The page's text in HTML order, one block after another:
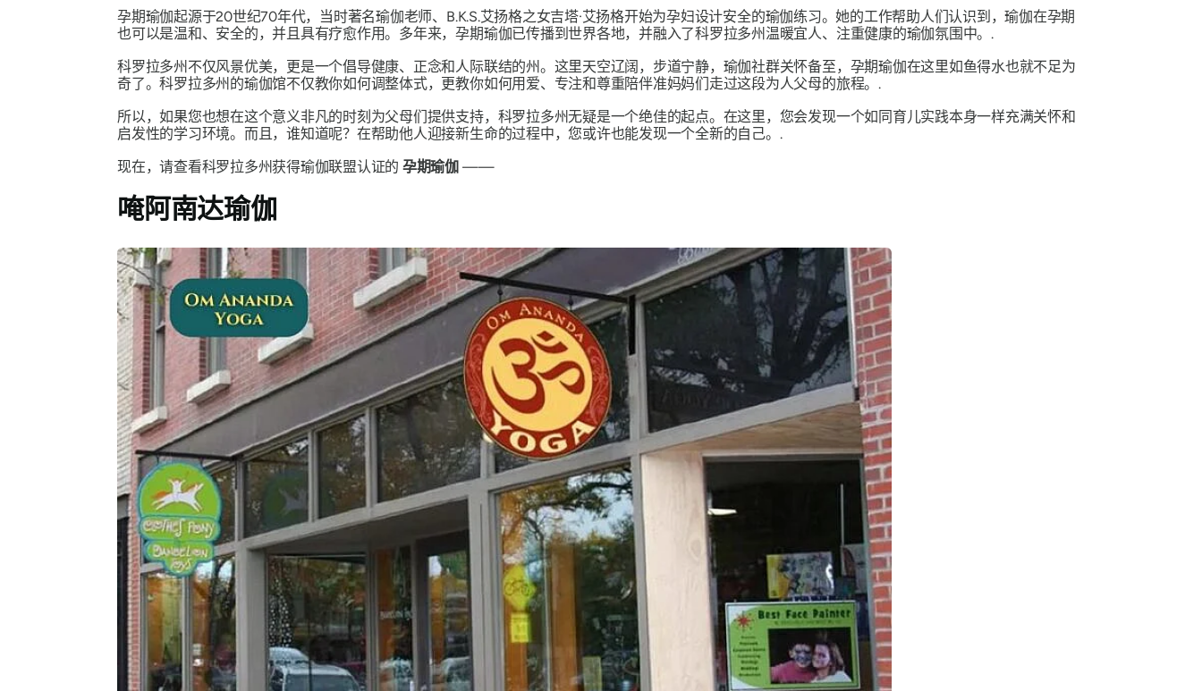
孕期瑜伽起源于20世纪70年代，当时著名瑜伽老师、B.K.S.艾扬格之女吉塔·艾扬格开始为孕妇设计安全的瑜伽练习。她的工作帮助人们认识到，瑜伽在孕期
也可以是温和、安全的，并且具有疗愈作用。多年来，孕期瑜伽已传播到世界各地，并融入了科罗拉多州温暖宜人、注重健康的瑜伽氛围中。.
科罗拉多州不仅风景优美，更是一个倡导健康、正念和人际联结的州。这里天空辽阔，步道宁静，瑜伽社群关怀备至，孕期瑜伽在这里如鱼得水也就不足为
奇了。科罗拉多州的瑜伽馆不仅教你如何调整体式，更教你如何用爱、专注和尊重陪伴准妈妈们走过这段为人父母的旅程。.
所以，如果您也想在这个意义非凡的时刻为父母们提供支持，科罗拉多州无疑是一个绝佳的起点。在这里，您会发现一个如同育儿实践本身一样充满关怀和
启发性的学习环境。而且，谁知道呢？在帮助他人迎接新生命的过程中，您或许也能发现一个全新的自己。.
现在，请查看科罗拉多州获得瑜伽联盟认证的 孕期瑜伽 ——
唵阿南达瑜伽